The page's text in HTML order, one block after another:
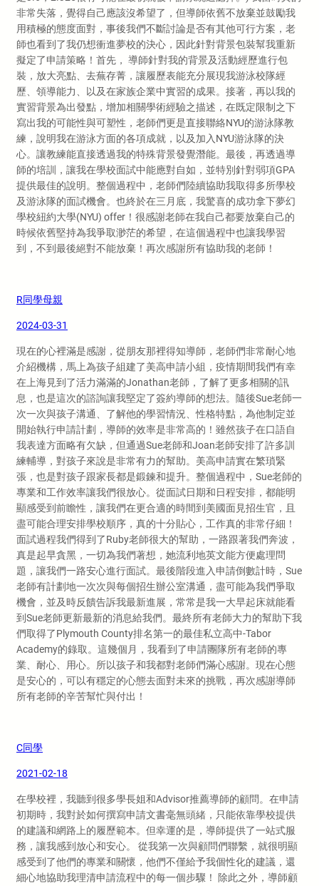
非常失落，覺得自己應該沒希望了，但導師依舊不放棄並鼓勵我
用積極的態度面對，事後我們不斷討論是否有其他可行方案，老
師也看到了我仍想衝進夢校的決心，因此針對背景包裝幫我重新
擬定了申請策略！首先， 導師針對我的背景及活動經歷進行包
裝，放大亮點、去蕪存菁，讓履歷表能充分展現我游泳校隊經
歷、領導能力、以及在家族企業中實習的成果。接著，再以我的
實習背景為出發點，增加相關學術經驗之描述，在既定限制之下
寫出我的可能性與可塑性，老師們更是直接聯絡NYU的游泳隊教
練，說明我在游泳方面的各項成就，以及加入NYU游泳隊的決
心。讓教練能直接透過我的特殊背景發覺潛能。最後，再透過導
師的培訓，讓我在學校面試中能應對自如，並特別針對弱項GPA
提供最佳的說明。整個過程中，老師們陸續協助我取得多所學校
及游泳隊的面試機會。也終於在三月底，我驚喜的成功拿下夢幻
學校紐約大學(NYU) offer！很感謝老師在我自己都要放棄自己的
時候依舊堅持為我爭取渺茫的希望，在這個過程中也讓我學習
到，不到最後絕對不能放棄！再次感謝所有協助我的老師！
R同學母親
2024-03-31
現在的心裡滿是感謝，從朋友那裡得知導師，老師們非常耐心地
介紹機構，馬上為孩子組建了美高申請小組，疫情期間我們有幸
在上海見到了活力滿滿的Jonathan老師，了解了更多相關的訊
息，也是這次的諮詢讓我堅定了簽約導師的想法。隨後Sue老師一
次一次與孩子溝通、了解他的學習情況、性格特點，為他制定並
開始執行申請計劃，導師的效率是非常高的！雖然孩子在口語自
我表達方面略有欠缺，但通過Sue老師和Joan老師安排了許多訓
練輔導，對孩子來說是非常有力的幫助。美高申請實在繁瑣緊
張，也是對孩子跟家長都是鍛鍊和提升。整個過程中，Sue老師的
專業和工作效率讓我們很放心。從面試日期和日程安排，都能明
顯感受到前瞻性，讓我們在更合適的時間到美國面見招生官，且
盡可能合理安排學校順序，真的十分貼心，工作真的非常仔細！
面試過程我們得到了Ruby老師很大的幫助，一路跟著我們奔波，
真是起早貪黑，一切為我們著想，她流利地英文能方便處理問
題，讓我們一路安心進行面試。最後階段進入申請倒數計時，Sue
老師有計劃地一次次與每個招生辦公室溝通，盡可能為我們爭取
機會，並及時反饋告訴我最新進展，常常是我一大早起床就能看
到Sue老師更新最新的消息給我們。最終所有老師大力的幫助下我
們取得了Plymouth County排名第一的最佳私立高中-Tabor
Academy的錄取。這幾個月，我看到了申請團隊所有老師的專
業、耐心、用心。所以孩子和我都對老師們滿心感謝。現在心態
是安心的，可以有穩定的心態去面對未來的挑戰，再次感謝導師
所有老師的辛苦幫忙與付出！
C同學
2021-02-18
在學校裡，我聽到很多學長姐和Advisor推薦導師的顧問。在申請
初期時，我對於如何撰寫申請文書毫無頭緒，只能依靠學校提供
的建議和網路上的履歷範本。但幸運的是，導師提供了一站式服
務，讓我感到放心和安心。 從我第一次與顧問們聯繫，就很明顯
感受到了他們的專業和關懷，他們不僅給予我個性化的建議，還
細心地協助我理清申請流程中的每一個步驟！ 除此之外，導師顧